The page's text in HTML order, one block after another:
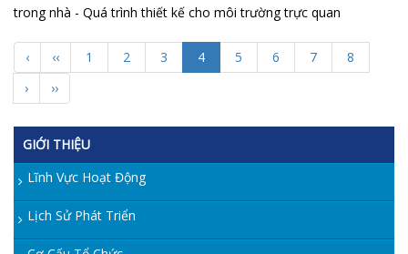
trong nhà - Quá trình thiết kế cho môi trường trực quan
‹ ‹‹ 1 2 3 4 5 6 7
8
›
››
GIỚI THIỆU
Lĩnh Vực Hoạt Động
Lịch Sử Phát Triển